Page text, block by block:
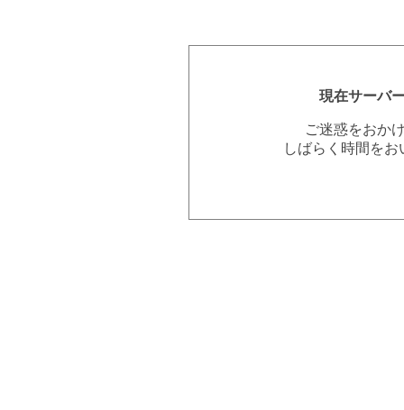
現在サーバ
ご迷惑をおか
しばらく時間を